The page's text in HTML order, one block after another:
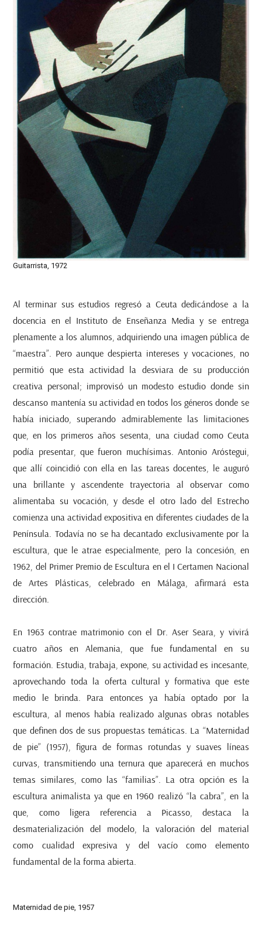
Guitarrista, 1972
Al terminar sus estudios regresó a Ceuta dedicándose a la
docencia en el Instituto de Enseñanza Media y se entrega
plenamente a los alumnos, adquiriendo una imagen pública de
“maestra”. Pero aunque despierta intereses y vocaciones, no
permitió que esta actividad la desviara de su producción
creativa personal; improvisó un modesto estudio donde sin
descanso mantenía su actividad en todos los géneros donde se
había iniciado, superando admirablemente las limitaciones
que, en los primeros años sesenta, una ciudad como Ceuta
podía presentar, que fueron muchísimas. Antonio Aróstegui,
que allí coincidió con ella en las tareas docentes, le auguró
una brillante y ascendente trayectoria al observar como
alimentaba su vocación, y desde el otro lado del Estrecho
comienza una actividad expositiva en diferentes ciudades de la
Península. Todavía no se ha decantado exclusivamente por la
escultura, que le atrae especialmente, pero la concesión, en
1962, del Primer Premio de Escultura en el I Certamen Nacional
de Artes Plásticas, celebrado en Málaga, afirmará esta
dirección.
En 1963 contrae matrimonio con el Dr. Aser Seara, y vivirá
cuatro años en Alemania, que fue fundamental en su
formación. Estudia, trabaja, expone, su actividad es incesante,
aprovechando toda la oferta cultural y formativa que este
medio le brinda. Para entonces ya había optado por la
escultura, al menos había realizado algunas obras notables
que definen dos de sus propuestas temáticas. La “Maternidad
de pie” (1957), figura de formas rotundas y suaves líneas
curvas, transmitiendo una ternura que aparecerá en muchos
temas similares, como las “familias”. La otra opción es la
escultura animalista ya que en 1960 realizó “la cabra”, en la
que, como ligera referencia a Picasso, destaca la
desmaterialización del modelo, la valoración del material
como cualidad expresiva y del vacío como elemento
fundamental de la forma abierta.
Maternidad de pie, 1957